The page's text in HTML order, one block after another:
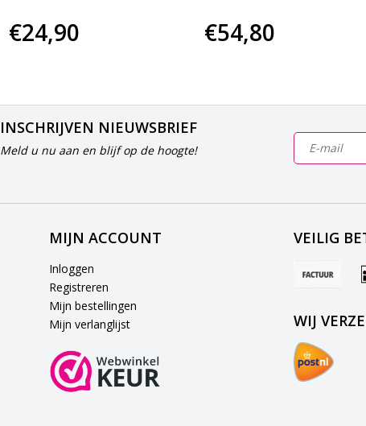
€24,90 €54,80
INSCHRIJVEN NIEUWSBRIEF
Meld u nu aan en blijf op de hoogte!
MIJN ACCOUNT
Inloggen
Registreren
Mijn bestellingen
Mijn verlanglijst
VEILIG
WIJ